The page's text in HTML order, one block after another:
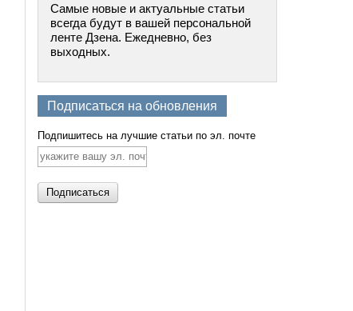
Самые новые и актуальные статьи
всегда будут в вашей персональной
ленте Дзена. Ежедневно, без
выходных.
Подписаться на обновления
Подпишитесь на лучшие статьи по эл. почте